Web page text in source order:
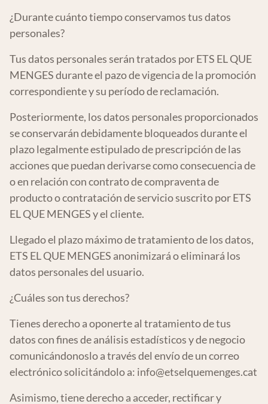
¿Durante cuánto tiempo conservamos tus datos
personales?
Tus datos personales serán tratados por ETS EL QUE
MENGES durante el pazo de vigencia de la promoción
correspondiente y su período de reclamación.
Posteriormente, los datos personales proporcionados
se conservarán debidamente bloqueados durante el
plazo legalmente estipulado de prescripción de las
acciones que puedan derivarse como consecuencia de
o en relación con contrato de compraventa de
producto o contratación de servicio suscrito por ETS
EL QUE MENGES y el cliente.
Llegado el plazo máximo de tratamiento de los datos,
ETS EL QUE MENGES anonimizará o eliminará los
datos personales del usuario.
¿Cuáles son tus derechos?
Tienes derecho a oponerte al tratamiento de tus
datos con fines de análisis estadísticos y de negocio
comunicándonoslo a través del envío de un correo
electrónico solicitándolo a: info@etselquemenges.cat
Asimismo, tiene derecho a acceder, rectificar y